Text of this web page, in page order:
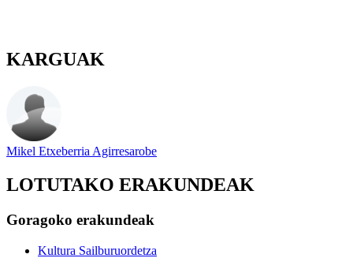
KARGUAK
Mikel Etxeberria Agirresarobe
LOTUTAKO ERAKUNDEAK
Goragoko erakundeak
Kultura Sailburuordetza